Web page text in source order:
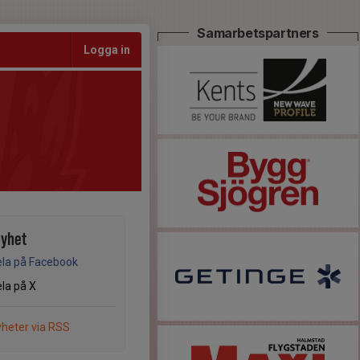
Logga in
på Facebook
på X
via RSS
Samarbetspartners